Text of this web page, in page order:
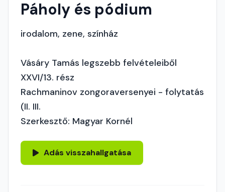
Páholy és pódium
irodalom, zene, színház
Vásáry Tamás legszebb felvételeiből
XXVI/13. rész
Rachmaninov zongoraversenyei - folytatás
(II. III.
Szerkesztő: Magyar Kornél
Adás visszahallgatása